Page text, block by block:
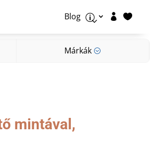
Blog p  
Márkák ;
Márkák;
mintával,